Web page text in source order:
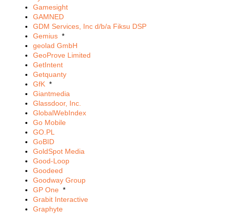
Gamesight
GAMNED
GDM Services, Inc d/b/a Fiksu DSP
Gemius *
geolad GmbH
GeoProve Limited
GetIntent
Getquanty
GfK *
Giantmedia
Glassdoor, Inc.
GlobalWebIndex
Go Mobile
GO.PL
GoBID
GoldSpot Media
Good-Loop
Goodeed
Goodway Group
GP One *
Grabit Interactive
Graphyte